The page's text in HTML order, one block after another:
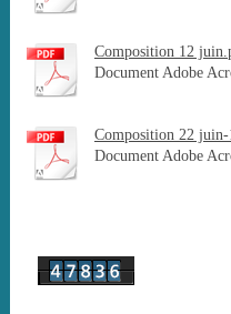
Composition 12
Document Adobe
Composition 22
Document Adobe